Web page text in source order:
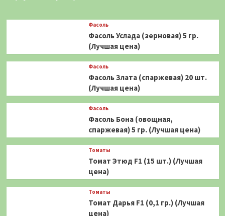
Фасоль
Фасоль Услада (зерновая) 5 гр.
(Лучшая цена)
Фасоль
Фасоль Злата (спаржевая) 20 шт.
(Лучшая цена)
Фасоль
Фасоль Бона (овощная,
спаржевая) 5 гр. (Лучшая цена)
Томаты
Томат Этюд F1 (15 шт.) (Лучшая
цена)
Томаты
Томат Дарья F1 (0,1 гр.) (Лучшая
цена)